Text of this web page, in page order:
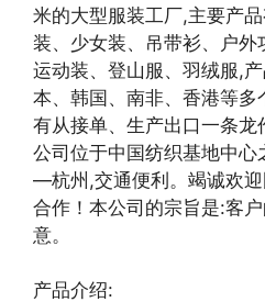
米的大型服装工厂,主要产
装、少女装、吊带衫、户外
运动装、登山服、羽绒服,
本、韩国、南非、香港等
有从接单、生产出口一条龙
公司位于中国纺织基地中
—杭州,交通便利。竭诚欢
合作！本公司的宗旨是:客
意。
产品介绍: